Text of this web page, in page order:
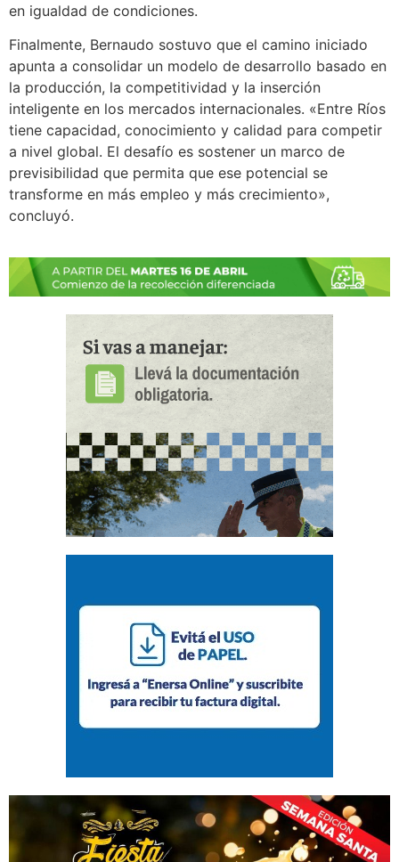
en igualdad de condiciones.
Finalmente, Bernaudo sostuvo que el camino iniciado
apunta a consolidar un modelo de desarrollo basado en
la producción, la competitividad y la inserción
inteligente en los mercados internacionales. «Entre Ríos
tiene capacidad, conocimiento y calidad para competir
a nivel global. El desafío es sostener un marco de
previsibilidad que permita que ese potencial se
transforme en más empleo y más crecimiento»,
concluyó.